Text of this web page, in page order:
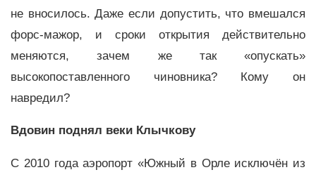
не вносилось. Даже если допустить, что вмешался
форс-мажор, и сроки открытия действительно
меняются, зачем же так «опускать»
высокопоставленного чиновника? Кому он
навредил?
Вдовин поднял веки Клычкову
С 2010 года аэропорт «Южный в Орле исключён из